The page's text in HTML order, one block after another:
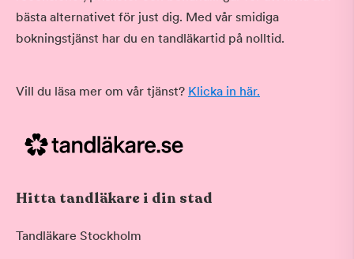
bästa alternativet för just dig. Med vår smidiga
bokningstjänst har du en tandläkartid på nolltid.
Vill du läsa mer om vår tjänst? Klicka in här.
Hitta tandläkare i din stad
Tandläkare Stockholm